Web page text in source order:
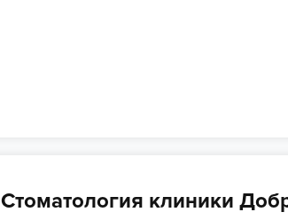
Стоматология клиники